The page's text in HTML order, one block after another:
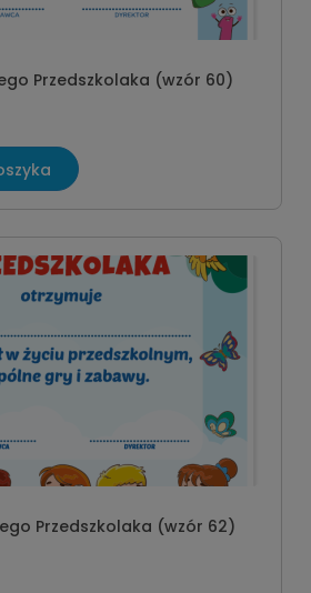
Przedszkolaka (wzór 60)
Przedszkolaka (wzór 62)